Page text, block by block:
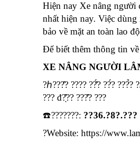
Hiện nay Xe nâng người
nhất hiện nay. Việc
bảo về mặt an toàn lao
Để biết thêm thông tin
XE NÂNG NGƯỜI
?ℎ???̂? ???? ??̂́? ??́? ???̉?
??? đ?̣̂?? ???̂? ???
☎️???????: ??36.?8?.???
?Website: https://